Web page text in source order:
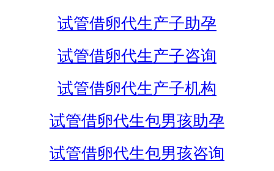
试管借卵代生产子助孕
试管借卵代生产子咨询
试管借卵代生产子机构
试管借卵代生包男孩助孕
试管借卵代生包男孩咨询